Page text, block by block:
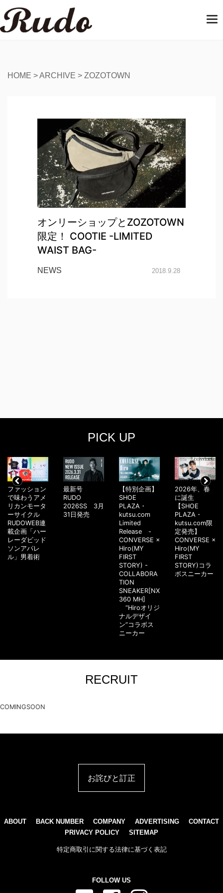
T
HOME >ARCHIVE > ZOZOTOWN
オンリーショップとZOZOTOWN
限定！ COOTIE -LIMITED
WAIST BAG-
NEWS 2018.9.28
PICK UP
ファッション
で味わうアメ
リカンモータ
ーサイクル
RUDOWEB連
載企画「ハー
レーダビッド
ソンアパレ
ル」男着術
最新号
RUDO
2026SS 3月
31日発売
【特別企画】
SHOE
PLAZA・
kutsu.com
Limited
Release -
CONVERSE ×
Hiro(MY
FIRST
STORY) -
COLLABORA
TION
SNEAKER[NX
360 MH]
“Hiroオリジ
ナルデザイ
ン”コラボス
ニーカー
2026年、春
に誕生
【SHOE
PLAZA・
kutsu.com限
定発売】
CONVERSE ×
Hiro(MY
FIRST
STORY)コラ
ボスニーカー
RECRUIT
COMINGSOON
お詫びと訂正
ABOUT BACK NUMBER COMPANY ADVERTISING
CONTACT
PRIVACY POLICY
SITEMAP
特定商取引に関する法律に基づく表記
FOLLOW US